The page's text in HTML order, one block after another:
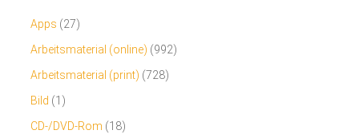
Apps (27)
Arbeitsmaterial (online) (992)
Arbeitsmaterial (print) (728)
Bild (1)
CD-/DVD-Rom (18)